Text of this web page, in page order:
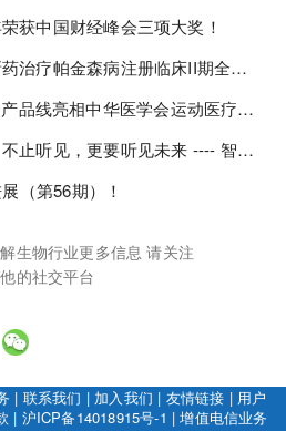
获中国财经峰会三项大奖！
士泽生物通用型细胞新药治疗帕金森病注册临床II期全部入组完成！
DePuy Synthes将携全产品线亮相中华医学会运动医疗分会大会，加码布局中国运动医学创新赛道！
【人工耳蜗技术解读】不止听见，更要听见未来 ---- 智能耳蜗，开启人工耳蜗技术新纪元！
（第56期）！
生物行业更多信息 请关注
的社交平台
| 联系我们 | 加入我们 | 友情链接 | 用户
| 沪ICP备14018915号-1 |增值电信业务